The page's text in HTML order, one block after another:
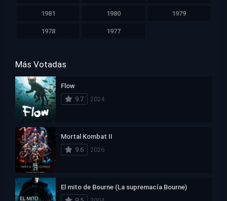
1981 1980 1979
1978 1977
Más Votadas
Flow
9.7
2024
Mortal Kombat II
9.6
2026
El mito de Bourne (La supremacía Bourne)